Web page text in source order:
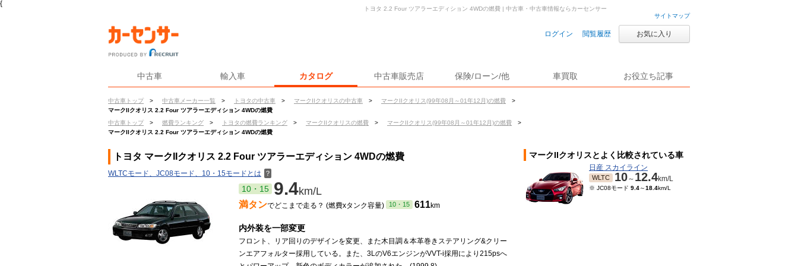
{
サイトマップ
ログイン 閲覧履歴 お気に入り
中古車 輸入車 カタログ 中古車販売店 保険/ローン/他 車買取 お役立ち記事
中古車トップ > 中古車メーカー一覧 > トヨタの中古車 > マークIIクオリスの中古車 > マークIIクオリス(99年08月～01年12月)の燃費
>
マークIIクオリス 2.2 Four ツアラーエディション 4WDの燃費
中古車トップ
> 燃費ランキング > トヨタの燃費ランキング > マークIIクオリスの燃費 > マークIIクオリス(99年08月～01年12月)の燃費
>
マークIIクオリス 2.2 Four ツアラーエディション 4WDの燃費
トヨタ 2.2 Four ツアラーエディション 4WDの燃費 | 中古車・中古車情報ならカーセンサー
トヨタ マークIIクオリス 2.2 Four ツアラーエディション 4WDの燃費
WLTCモード、JC08モード、10・15モードとは ？
10・15 9.4km/L
満タンでどこまで走る？ (燃費xタンク容量) 10・15 611km
内外装を一部変更
フロント、リア回りのデザインを変更、また木目調＆本革巻きステアリング&クリー
ンエアフォルター採用している。また、3LのV6エンジンがVVT-i採用により215psへ
マークIIクオリスとよく比較されている車
日産 スカイライン
WLTC 10～ 12.4km/L
※ JC08モード 9.4～18.4km/L